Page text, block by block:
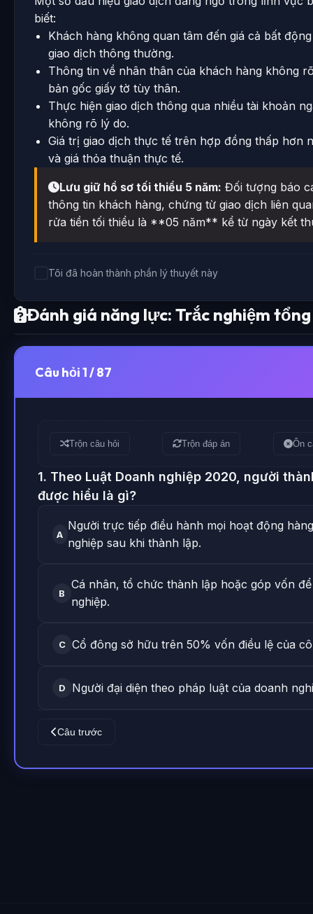
biết:
Khách hàng không quan tâm đến giá cả bất
giao dịch thông thường.
Thông tin về nhân thân của khách hàng không
bản gốc giấy tờ tùy thân.
Thực hiện giao dịch thông qua nhiều tài khoản
không rõ lý do.
Giá trị giao dịch thực tế trên hợp đồng thấp hơn
và giá thỏa thuận thực tế.
Lưu giữ hồ sơ tối thiểu 5 năm: Đối tượng báo
thông tin khách hàng, chứng từ giao dịch liên
rửa tiền tối thiểu là **05 năm** kể từ ngày kết
Tôi đã hoàn thành phần lý thuyết này
Đánh giá năng lực: Trắc nghiệm
Câu hỏi 1 / 87
Trộn câu hỏi Trộn đáp án Ôn
1. Theo Luật Doanh nghiệp 2020, người
được hiểu là gì?
A
Người trực tiếp điều hành mọi hoạt động
nghiệp sau khi thành lập.
B
Cá nhân, tổ chức thành lập hoặc góp vốn
nghiệp.
C Cổ đông sở hữu trên 50% vốn điều lệ của
D Người đại diện theo pháp luật của doanh
Câu trước